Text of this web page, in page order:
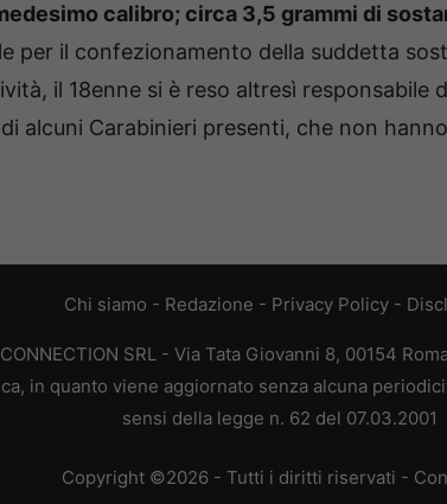
calibro; circa 3,5 grammi di
per il confezionamento della suddetta
il 18enne si è reso altresì responsabile
alcuni Carabinieri presenti, che non
Chi siamo - Redazione - Privacy Policy -
SRL - Via Tata Giovanni 8, 00154
in quanto viene aggiornato senza alcuna
sensi della legge n. 62 del 07.03.2001
Copyright ©2026 - Tutti i diritti riservati -